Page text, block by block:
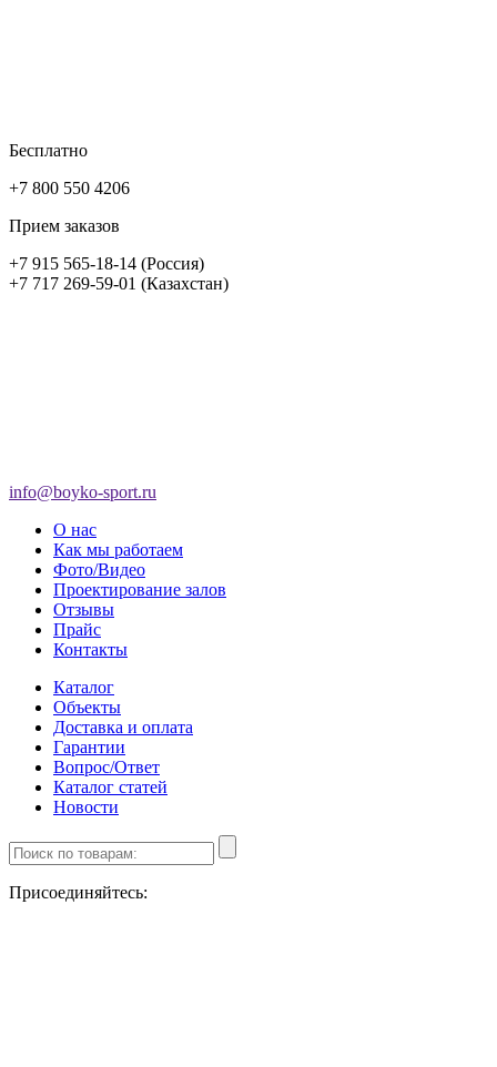
Бесплатно
+7 800 550 4206
Прием заказов
+7 915 565-18-14 (Россия)
+7 717 269-59-01 (Казахстан)
info@boyko-sport.ru
О нас
Как мы работаем
Фото/Видео
Проектирование залов
Отзывы
Прайс
Контакты
Каталог
Объекты
Доставка и оплата
Гарантии
Вопрос/Ответ
Каталог статей
Новости
Присоединяйтесь: